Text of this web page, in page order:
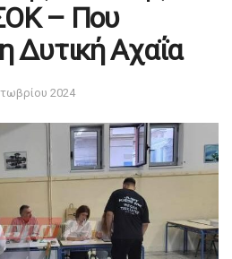
– Που
Δυτική Αχαΐα
2024